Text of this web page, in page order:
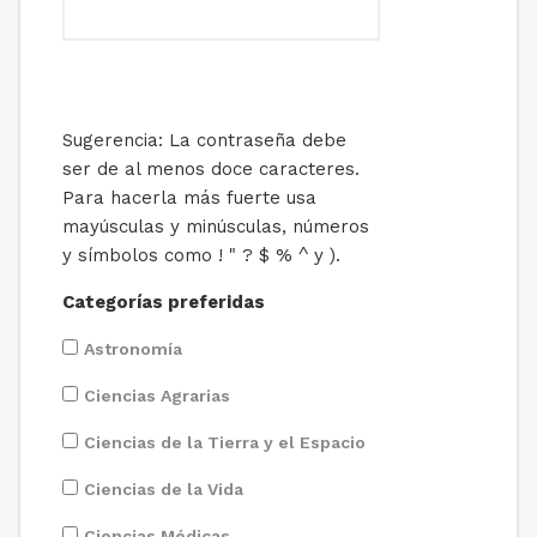
Sugerencia: La contraseña debe
ser de al menos doce caracteres.
Para hacerla más fuerte usa
mayúsculas y minúsculas, números
y símbolos como ! " ? $ % ^ y ).
Categorías preferidas
Astronomía
Ciencias Agrarias
Ciencias de la Tierra y el Espacio
Ciencias de la Vida